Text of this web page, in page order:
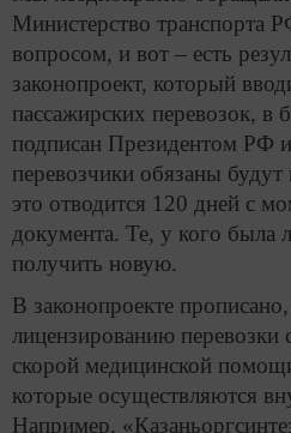
Министерство транспорта
вопросом, и вот – есть
законопроект, который
пассажирских перевозок, в
подписан Президентом РФ
перевозчики обязаны
это отводится 120 дней с
документа. Те, у кого была
получить новую.
В законопроекте
лицензированию перевозки
скорой медицинской
которые осуществляются
Например,